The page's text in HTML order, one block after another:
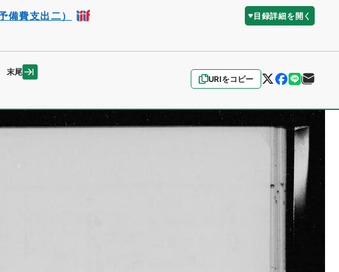
費支出二） 目録詳細を開く
URIをコピー
末尾